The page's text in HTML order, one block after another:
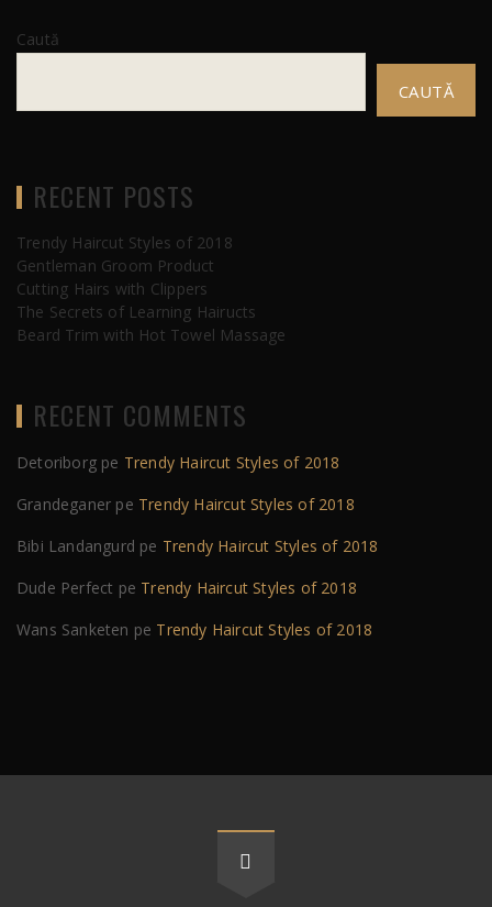
Caută
CAUTĂ
RECENT POSTS
Trendy Haircut Styles of 2018
Gentleman Groom Product
Cutting Hairs with Clippers
The Secrets of Learning Hairucts
Beard Trim with Hot Towel Massage
RECENT COMMENTS
Detoriborg pe Trendy Haircut Styles of 2018
Grandeganer pe Trendy Haircut Styles of 2018
Bibi Landangurd pe Trendy Haircut Styles of 2018
Dude Perfect pe Trendy Haircut Styles of 2018
Wans Sanketen pe Trendy Haircut Styles of 2018